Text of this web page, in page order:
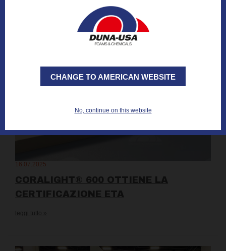
16.07.2025
CORALIGHT® 600 OTTIENE LA
CERTIFICAZIONE ETA
leggi tutto »
CHANGE TO AMERICAN WEBSITE
No, continue on this website